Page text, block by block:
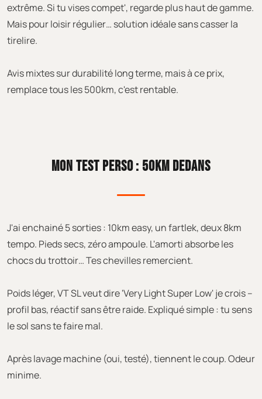
extrême. Si tu vises compet', regarde plus haut de gamme.
Mais pour loisir régulier… solution idéale sans casser la
tirelire.
Avis mixtes sur durabilité long terme, mais à ce prix,
remplace tous les 500km, c'est rentable.
MON TEST PERSO : 50KM DEDANS
J'ai enchainé 5 sorties : 10km easy, un fartlek, deux 8km
tempo. Pieds secs, zéro ampoule. L'amorti absorbe les
chocs du trottoir… Tes chevilles remercient.
Poids léger, VT SL veut dire 'Very Light Super Low' je crois –
profil bas, réactif sans être raide. Expliqué simple : tu sens
le sol sans te faire mal.
Après lavage machine (oui, testé), tiennent le coup. Odeur
minime.